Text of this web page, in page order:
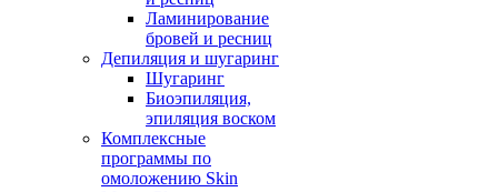
Ламинирование
бровей и ресниц
Депиляция и шугаринг
Шугаринг
Биоэпиляция,
эпиляция воском
Комплексные
программы по
омоложению Skin